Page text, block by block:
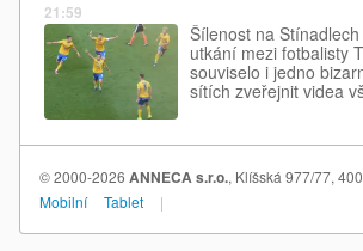
21:59
Šílenost na
utkání mezi fotbalisty
souviselo i jedno
sítích zveřejnit videa
© 2000-2026 ANNECA s.r.o., Klíšská 977/77,
Mobilní
Tablet |